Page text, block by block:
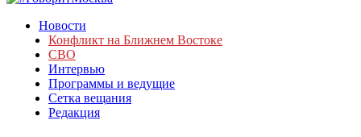
Новости
Конфликт на Ближнем Востоке
СВО
Интервью
Программы и ведущие
Сетка вещания
Редакция